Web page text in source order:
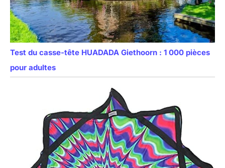
Test du casse-tête HUADADA Giethoorn : 1 000 pièces
pour adultes